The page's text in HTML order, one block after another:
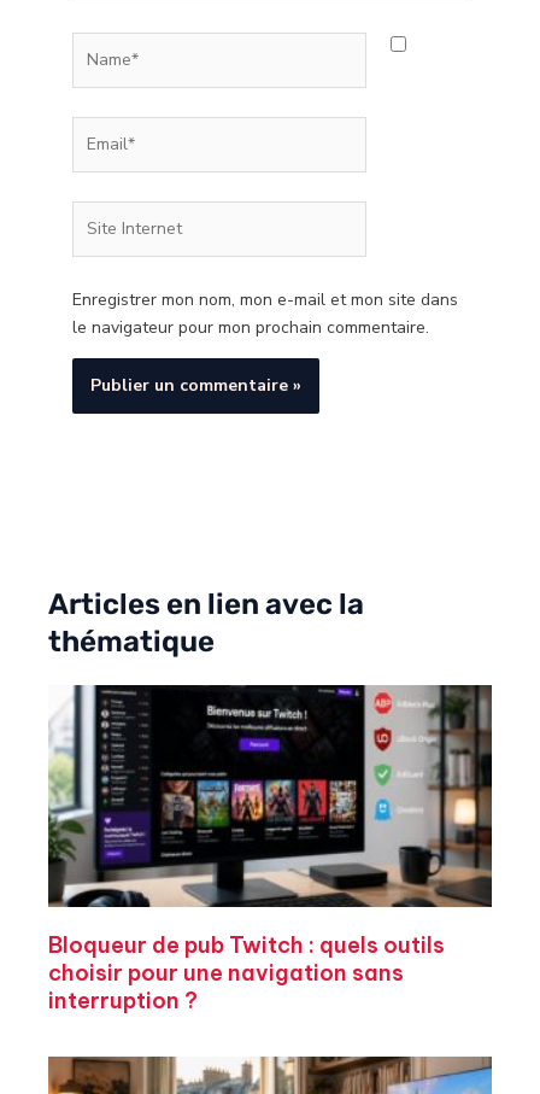
Internet
Enregistrer mon nom, mon e-mail et mon site dans
le navigateur pour mon prochain commentaire.
Articles en lien avec la
thématique
Bloqueur de pub Twitch : quels outils
choisir pour une navigation sans
interruption ?